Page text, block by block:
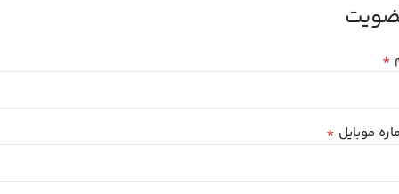
*
موبایل *